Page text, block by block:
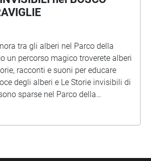
tra gli alberi nel Parco della
racconti e suoni per educare
sparse nel Parco della
sonora per bambini di